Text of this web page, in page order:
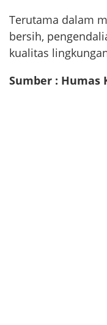
Terutama dalam
bersih,
kualitas
Sumber : Humas